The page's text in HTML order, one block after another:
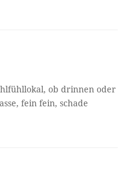
ob drinnen oder
fein fein, schade